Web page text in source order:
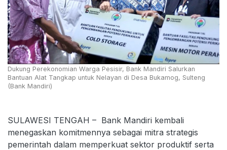
Dukung Perekonomian Warga Pesisir, Bank Mandiri Salurkan
Bantuan Alat Tangkap untuk Nelayan di Desa Bukamog, Sulteng
(Bank Mandiri)
SULAWESI TENGAH – Bank Mandiri kembali
menegaskan komitmennya sebagai mitra strategis
pemerintah dalam memperkuat sektor produktif serta